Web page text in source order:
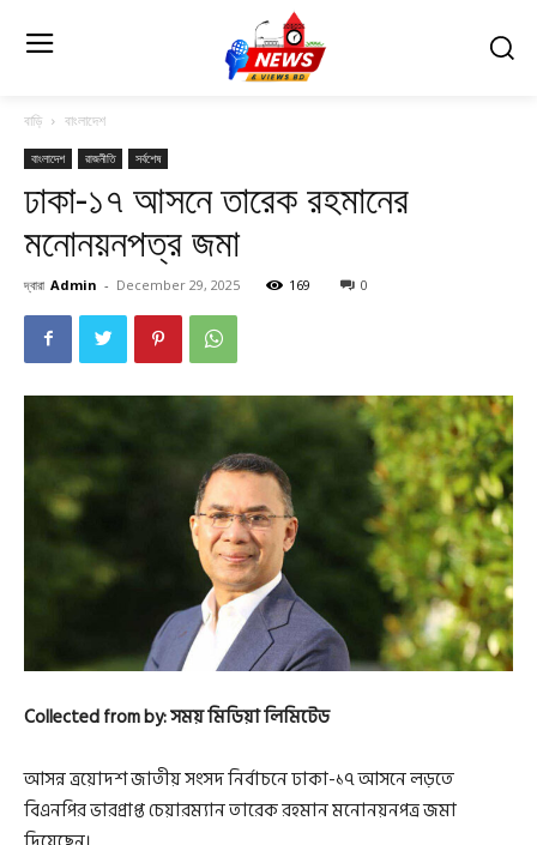
বাড়ি বাংলাদেশ
বাংলাদেশ রাজনীতি সর্বশেষ
ঢাকা-১৭ আসনে তারেক রহমানের
মনোনয়নপত্র জমা
দ্বারা Admin - December 29, 2025 169 0
Collected from by: সময় মিডিয়া লিমিটেড
আসন্ন ত্রয়োদশ জাতীয় সংসদ নির্বাচনে ঢাকা-১৭ আসনে লড়তে
বিএনপির ভারপ্রাপ্ত চেয়ারম্যান তারেক রহমান মনোনয়নপত্র জমা